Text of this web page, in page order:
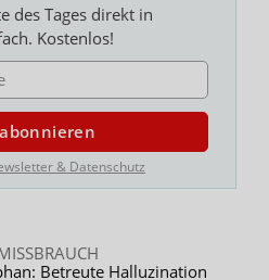
des Tages direkt in
Kostenlos!
& Datenschutz
Betreute Halluzination